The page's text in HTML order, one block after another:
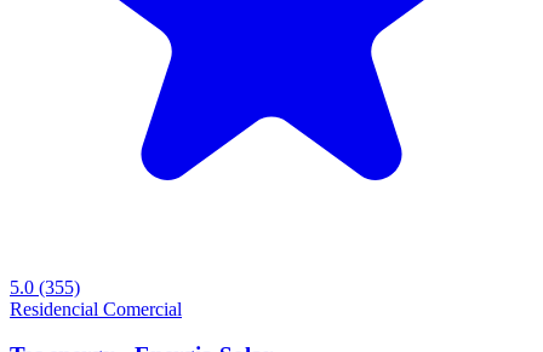
5.0 (355)
Residencial Comercial